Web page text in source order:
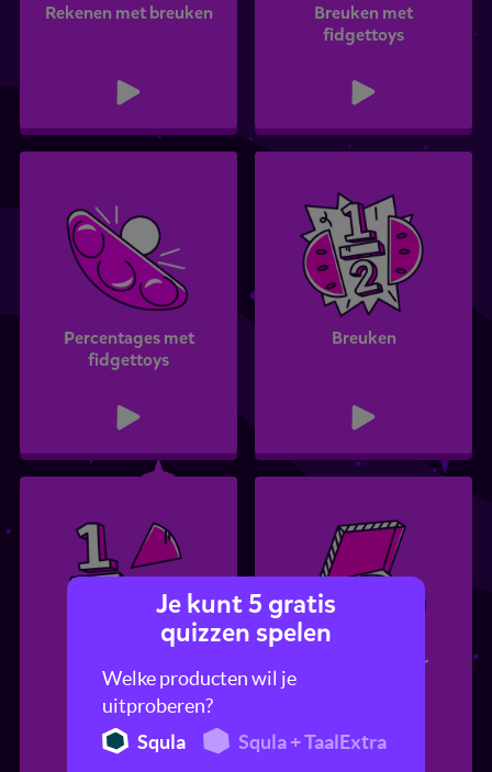
Rekenen met breuken
Breuken met
fidgettoys
Percentages met
fidgettoys
Breuken
Meer pizza, meer
Je kunt 5 gratis
quizzen spelen
Welke producten wil je
uitproberen?
Squla
Squla + TaalExtra